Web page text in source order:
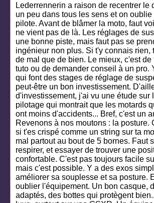
Lederrennerin a raison de recentrer le
un peu dans tous les sens et on
pilote. Avant de blâmer la moto, faut
ne vient pas de là. Les réglages de
une bonne piste, mais faut pas se
ingénieur non plus. Si t'y connais rien,
de mal que de bien. Le mieux, c'est de
tuto ou de demander conseil à un pro.
qui font des stages de réglage de
peut-être un bon investissement.
d'investissement, j'ai vu une étude sur
pilotage qui montrait que les motards
ont moins d'accidents... Bref, c'est un
Revenons à nos moutons : la posture.
si t'es crispé comme un string sur ta
mal partout au bout de 5 bornes. Faut
respirer, et essayer de trouver une
confortable. C'est pas toujours facile
mais c'est possible. Y a des exos
améliorer sa souplesse et sa posture.
oublier l'équipement. Un bon casque,
adaptés, des bottes qui protègent